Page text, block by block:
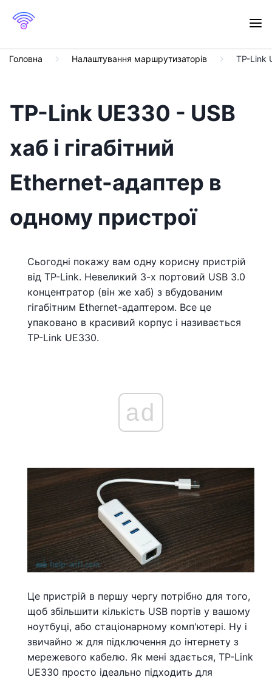
Головна Налаштування маршрутизаторів TP-Link
TP-Link UE330 - USB
хаб і гігабітний
Ethernet-адаптер в
одному пристрої
Сьогодні покажу вам одну корисну пристрій
від TP-Link. Невеликий 3-х портовий USB 3.0
концентратор (він же хаб) з вбудованим
гігабітним Ethernet-адаптером. Все це
упаковано в красивий корпус і називається
TP-Link UE330.
ad
Це пристрій в першу чергу потрібно для того,
щоб збільшити кількість USB портів у вашому
ноутбуці, або стаціонарному комп'ютері. Ну і
звичайно ж для підключення до інтернету з
мережевого кабелю. Як мені здається, TP-Link
UE330 просто ідеально підходить для